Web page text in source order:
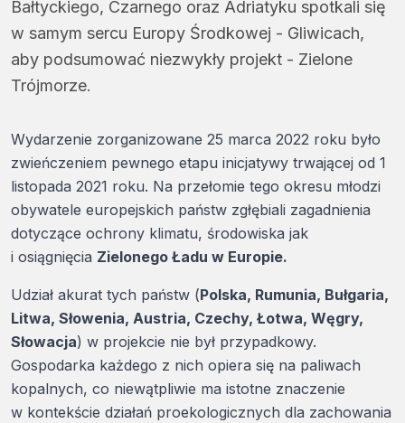
Bałtyckiego, Czarnego oraz Adriatyku spotkali się
w samym sercu Europy Środkowej - Gliwicach,
aby podsumować niezwykły projekt - Zielone
Trójmorze.
Wydarzenie zorganizowane 25 marca 2022 roku było
zwieńczeniem pewnego etapu inicjatywy trwającej od 1
listopada 2021 roku. Na przełomie tego okresu młodzi
obywatele europejskich państw zgłębiali zagadnienia
dotyczące ochrony klimatu, środowiska jak
i osiągnięcia Zielonego Ładu w Europie.
Udział akurat tych państw (Polska, Rumunia, Bułgaria,
Litwa, Słowenia, Austria, Czechy, Łotwa, Węgry,
Słowacja) w projekcie nie był przypadkowy.
Gospodarka każdego z nich opiera się na paliwach
kopalnych, co niewątpliwie ma istotne znaczenie
w kontekście działań proekologicznych dla zachowania